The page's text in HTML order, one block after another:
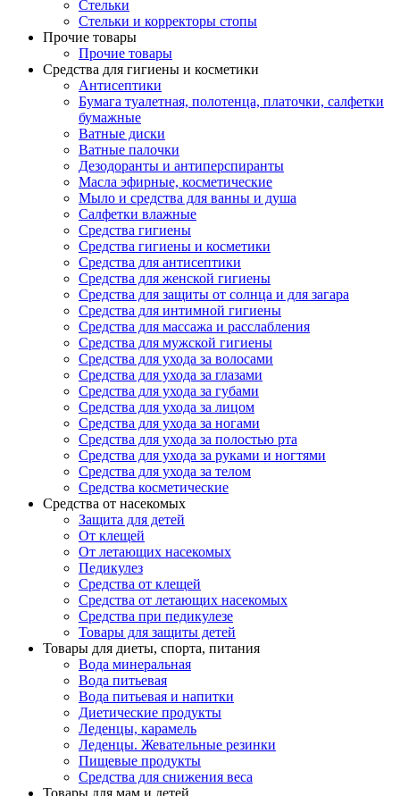
Стельки
Стельки и корректоры стопы
Прочие товары
Прочие товары
Средства для гигиены и косметики
Антисептики
Бумага туалетная, полотенца, платочки, салфетки
бумажные
Ватные диски
Ватные палочки
Дезодоранты и антиперспиранты
Масла эфирные, косметические
Мыло и средства для ванны и душа
Салфетки влажные
Средства гигиены
Средства гигиены и косметики
Средства для антисептики
Средства для женской гигиены
Средства для защиты от солнца и для загара
Средства для интимной гигиены
Средства для массажа и расслабления
Средства для мужской гигиены
Средства для ухода за волосами
Средства для ухода за глазами
Средства для ухода за губами
Средства для ухода за лицом
Средства для ухода за ногами
Средства для ухода за полостью рта
Средства для ухода за руками и ногтями
Средства для ухода за телом
Средства косметические
Средства от насекомых
Защита для детей
От клещей
От летающих насекомых
Педикулез
Средства от клещей
Средства от летающих насекомых
Средства при педикулезе
Товары для защиты детей
Товары для диеты, спорта, питания
Вода минеральная
Вода питьевая
Вода питьевая и напитки
Диетические продукты
Леденцы, карамель
Леденцы. Жевательные резинки
Пищевые продукты
Средства для снижения веса
Товары для мам и детей